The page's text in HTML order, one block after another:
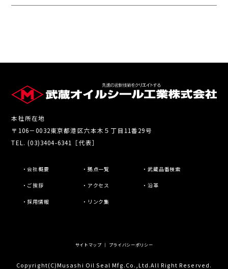
本社所在地
〒106－0032東京都港区六本木５丁目11番29号
TEL. (03)3404-6341［代表］
・会社概要 ・拠点一覧 ・武蔵品番検索
・ご挨拶 ・アクセス ・沿革
・採用情報 ・リンク集
サイトマップ｜ プライバシーポリシー
Copyright(C)Musashi Oil Seal Mfg.Co.,Ltd.All Right Reserved.